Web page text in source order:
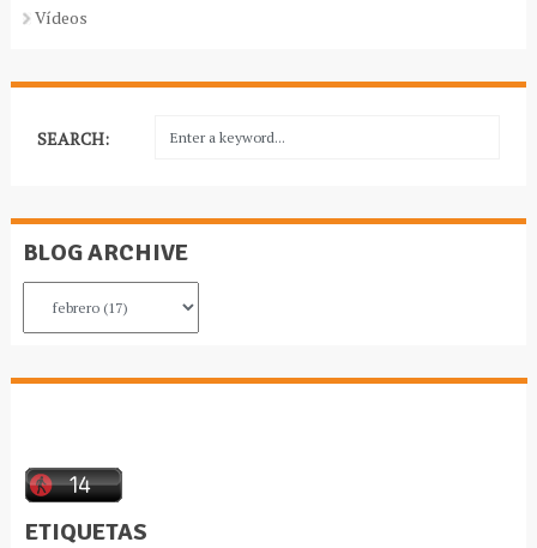
Vídeos
SEARCH:
BLOG ARCHIVE
ETIQUETAS